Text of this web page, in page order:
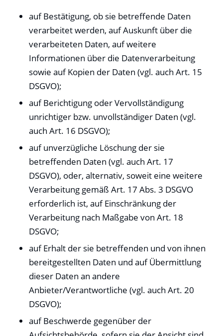
auf Bestätigung, ob sie betreffende Daten
verarbeitet werden, auf Auskunft über die
verarbeiteten Daten, auf weitere
Informationen über die Datenverarbeitung
sowie auf Kopien der Daten (vgl. auch Art. 15
DSGVO);
auf Berichtigung oder Vervollständigung
unrichtiger bzw. unvollständiger Daten (vgl.
auch Art. 16 DSGVO);
auf unverzügliche Löschung der sie
betreffenden Daten (vgl. auch Art. 17
DSGVO), oder, alternativ, soweit eine weitere
Verarbeitung gemäß Art. 17 Abs. 3 DSGVO
erforderlich ist, auf Einschränkung der
Verarbeitung nach Maßgabe von Art. 18
DSGVO;
auf Erhalt der sie betreffenden und von ihnen
bereitgestellten Daten und auf Übermittlung
dieser Daten an andere
Anbieter/Verantwortliche (vgl. auch Art. 20
DSGVO);
auf Beschwerde gegenüber der